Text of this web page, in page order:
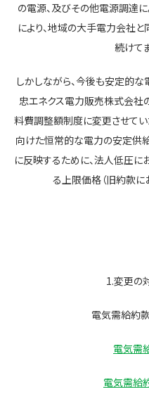
の電源、及びその他電源調達
により、地域の大手電力会社
続けて
しかしながら、今後も安定的
忠エネクス電力販売株式会社
料費調整額制度に変更させてい
向けた恒常的な電力の安定供
に反映するために、法人低圧
る上限価格（旧約款に
1.変更の
電気需給約款
電気需
電気需給